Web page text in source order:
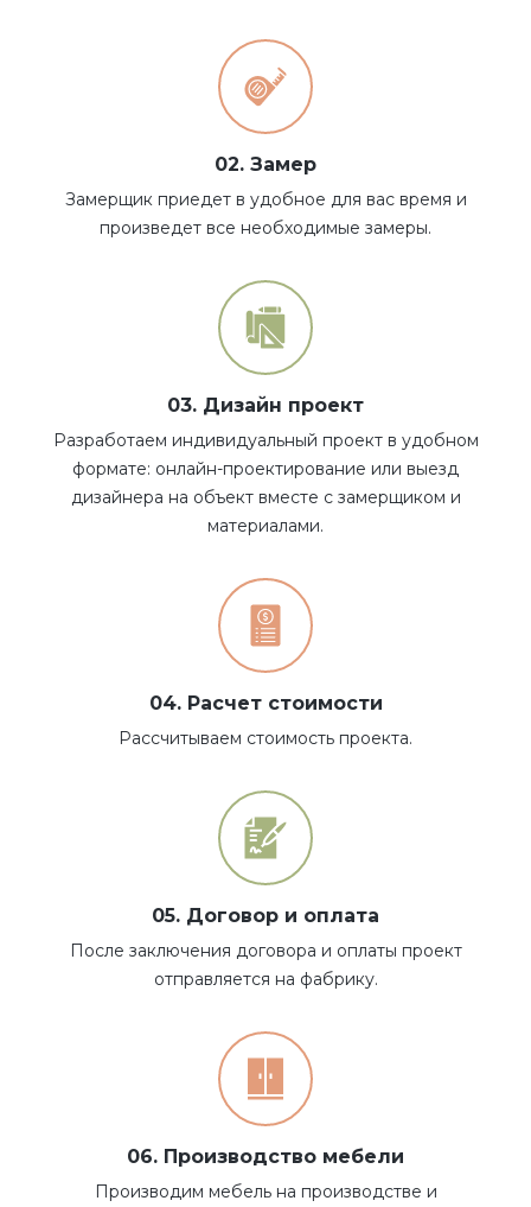
02. Замер
Замерщик приедет в удобное для вас время и
произведет все необходимые замеры.
03. Дизайн проект
Разработаем индивидуальный проект в удобном
формате: онлайн-проектирование или выезд
дизайнера на объект вместе с замерщиком и
материалами.
04. Расчет стоимости
Рассчитываем стоимость проекта.
05. Договор и оплата
После заключения договора и оплаты проект
отправляется на фабрику.
06. Производство мебели
Производим мебель на производстве и